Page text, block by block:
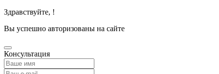
Здравствуйте, !
Вы успешно авторизованы на сайте
Консультация